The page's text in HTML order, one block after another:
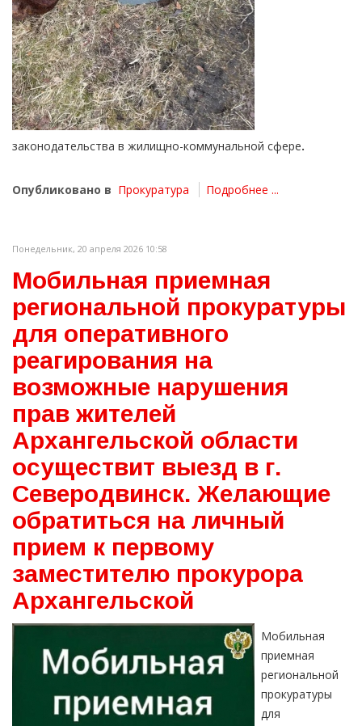
законодательства в жилищно-коммунальной сфере.
Опубликовано в Прокуратура Подробнее ...
Понедельник, 20 апреля 2026 10:58
Мобильная приемная
региональной прокуратуры
для оперативного
реагирования на
возможные нарушения
прав жителей
Архангельской области
осуществит выезд в г.
Северодвинск. Желающие
обратиться на личный
прием к первому
заместителю прокурора
Архангельской
Мобильная
приемная
региональной
прокуратуры
для